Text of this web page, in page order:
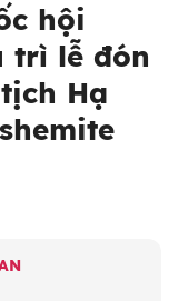
hội
trì lễ đón
Hạ